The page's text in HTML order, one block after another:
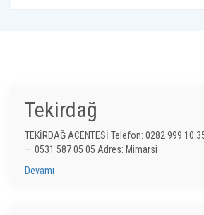
Tekirdağ
TEKİRDAĞ ACENTESİ Telefon: 0282 999 10
– 0531 587 05 05 Adres: Mimarsi
Devamı